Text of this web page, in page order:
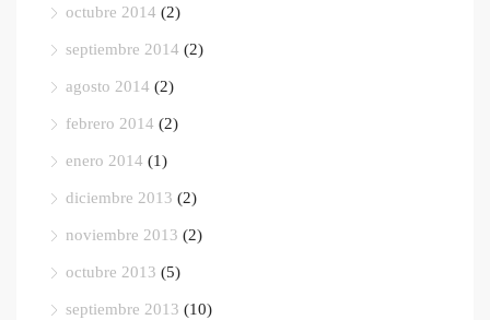
octubre 2014 (2)
septiembre 2014 (2)
agosto 2014 (2)
febrero 2014 (2)
enero 2014 (1)
diciembre 2013 (2)
noviembre 2013 (2)
octubre 2013 (5)
septiembre 2013 (10)